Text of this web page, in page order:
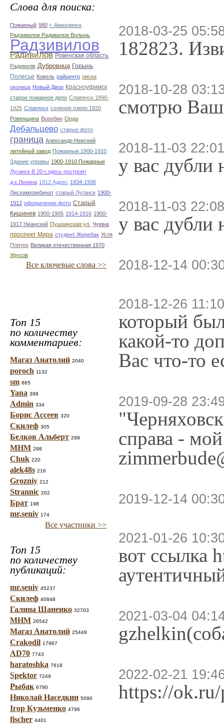
Слова для поиска:
Пожарный 980 г. Акмолинск
Радзивилов Радивилов Волынь
Радзивилов
Радивилов Ровенская область
Радивилiв Дубровица Горынь
Полесье Ковель райцентр лиски
околица Новый Двор Красноуфимск
старое пожарное депо Славянск 1890-
1925 Славянск соленое озеро 1920
Ровенщина Воробин Орда
Дебальцево старые фото
граница Александр Невский
литейный завод Пожарные.1900-1910
Здание управы 1900-1910.Пожарные
Луганск В 20-г.здесь построят
д.к.Ленина 1912 Адрес 1934-1936
Лисхимкомбинат старый Луганск 1900-
1912 оформление фото Старый
Кишинев 1900-1905 1914-1916 1900-
1917 Уманский Пушкинская ул. Чуюна
проспект Мира студент Жеребак Устя
Плятер Великая отечественная 1970
Урусов
Все ключевые слова >>
Топ 15
по количеству
комментариев:
Магаз Анатолий 2040
poroch 1132
sm 865
Yana 398
Admin 334
Борис Ассеев 320
Скилеф 305
Белков Альберт 299
МНМ 298
Chuk 220
alek48s 216
Grozniy 212
Strannic 202
Брат 198
mr.seniv 174
Все участники >>
Топ 15
по количеству
публикаций:
mr.seniv 45237
Скилеф 40848
Галина Шаненко 32703
МНМ 26542
Магаз Анатолий 25449
Crakodil 17967
AD70 7743
haratoshka 7618
Spektor 7249
Рыбак 6790
Николай Наседкин 5090
Ігор Кузьменко 4796
fischer 4401
2018-03-25
182823.
2018-10-28
смотрю
2018-11-03
у вас дубли
2018-11-03
у вас дубли
2018-12-14
2018-12-26
который
какой-то
Вас что-то
2019-09-28
справа -
2019-12-14
2021-01-26
вот ссылка
2021-03-04
2022-02-21
https://